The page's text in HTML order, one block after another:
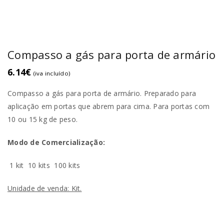
Compasso a gás para porta de armário
6.14€ (iva incluído)
Compasso a gás para porta de armário. Preparado para
aplicação em portas que abrem para cima. Para portas com
10 ou 15 kg de peso.
Modo de Comercialização:
1 kit 10 kits 100 kits
Unidade de venda: Kit.